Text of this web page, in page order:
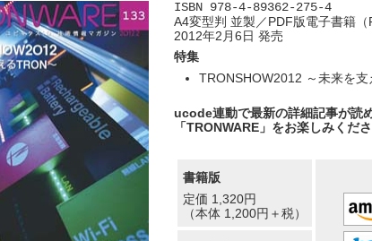
ISBN 978-4-89362-275-4
A4変型判 並製／PDF版電子書籍（
2012年2月6日 発売
特集
TRONSHOW2012 ～未来を支
ucode連動で最新の詳細記事が読
「TRONWARE」をお楽しみくださ
書籍版
定価 1,320円
（本体 1,200円＋税）